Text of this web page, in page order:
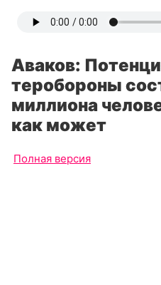
Аваков:
теробороны
миллиона
как может
Полная версия